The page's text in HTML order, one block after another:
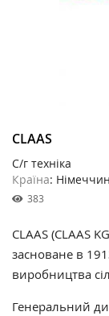
CLAAS
С/г техніка
Країна:
383
CLAAS (CLAAS
засноване в
виробництва
Генеральний